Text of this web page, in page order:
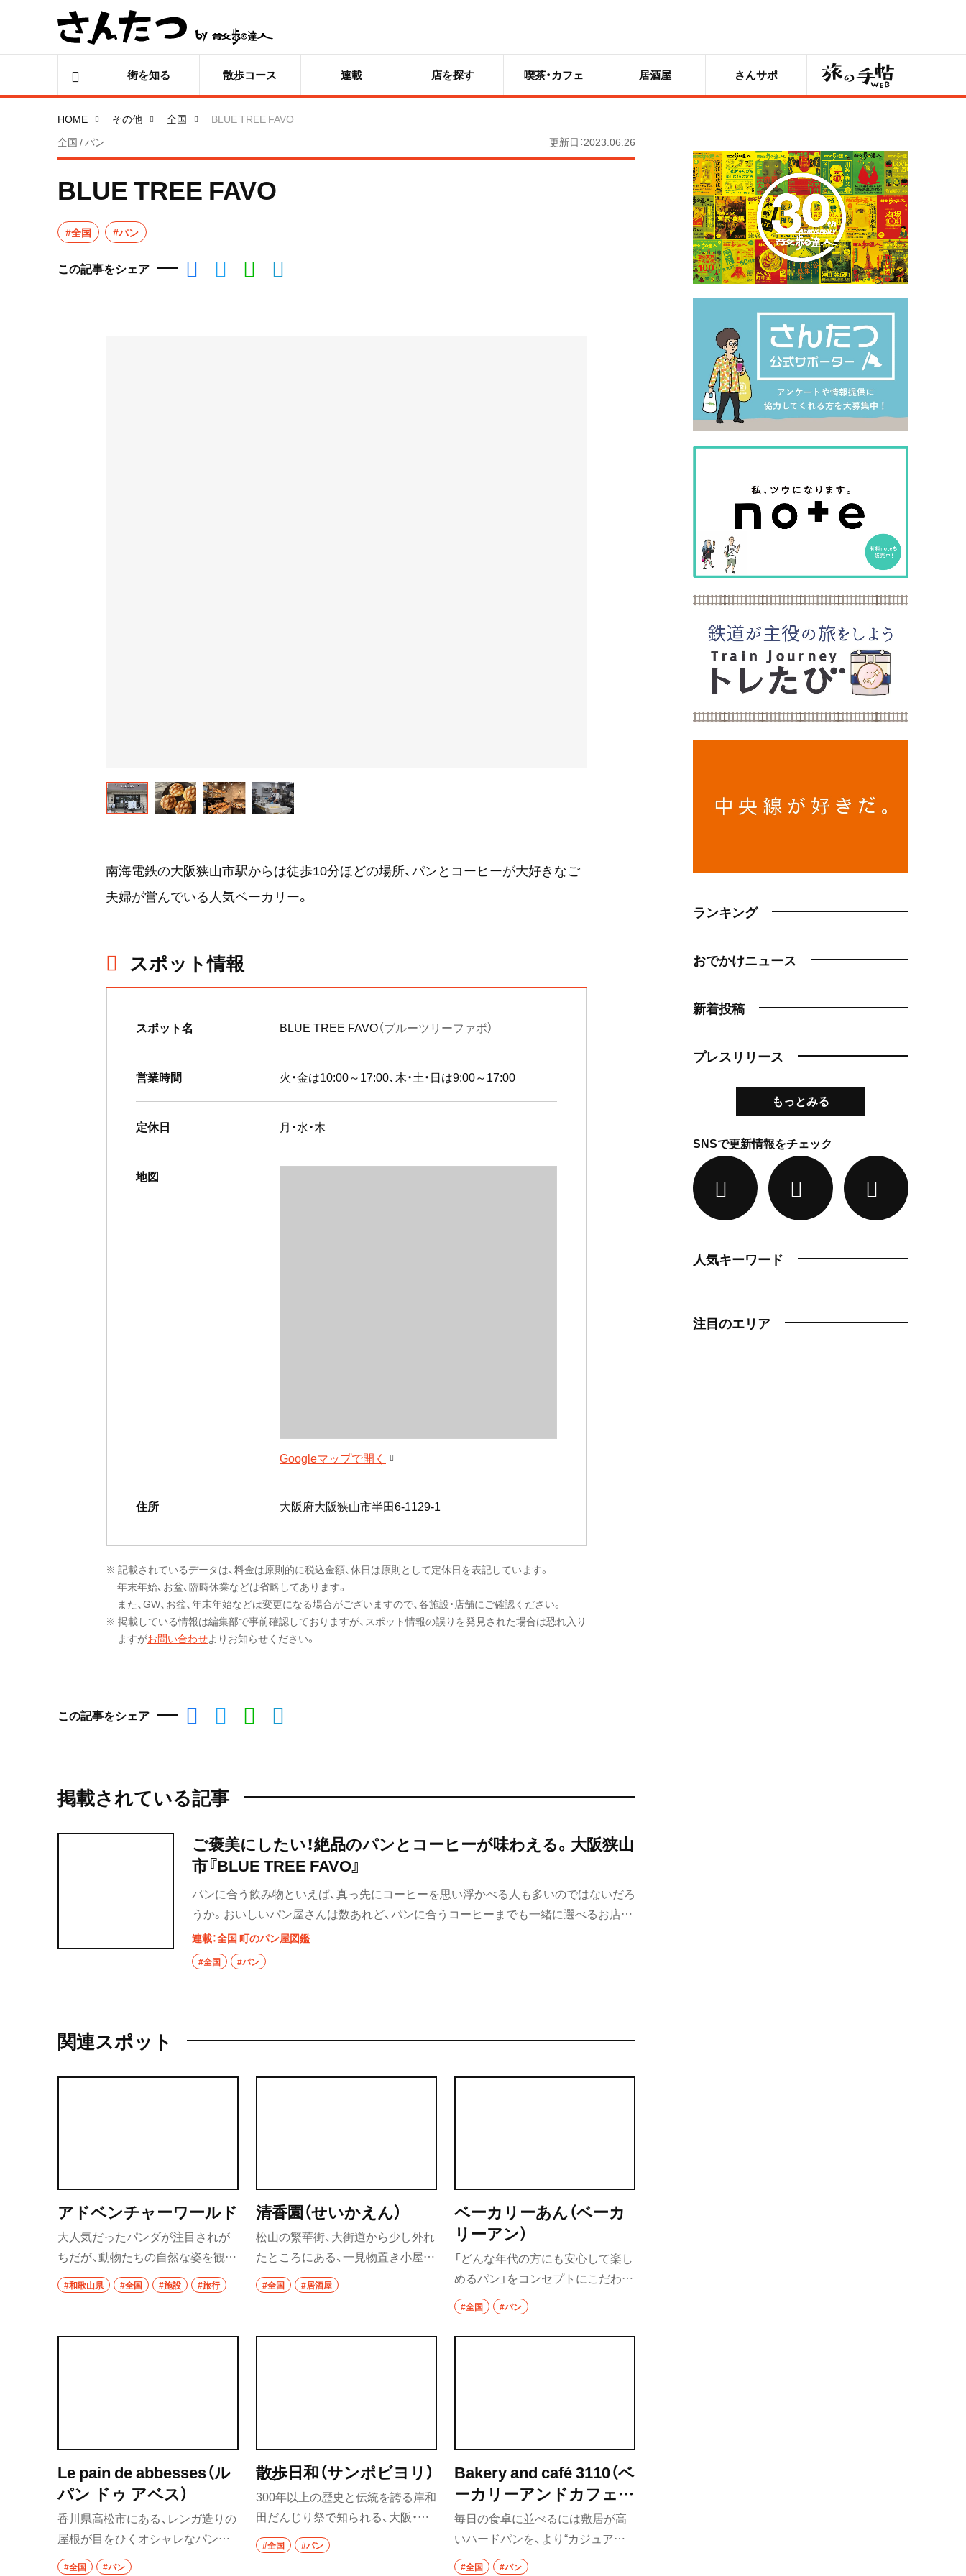
街を知る 散歩コース 連載 店を探す 喫茶・カフェ 居酒屋 さんサポ 旅の手帖
HOME その他 全国
BLUE TREE FAVO
全国 / パン
更新日：2023.06.26
BLUE TREE FAVO
#全国 #パン
この記事をシェア
南海電鉄の大阪狭山市駅からは徒歩10分ほどの場所、パンとコーヒーが大好きなご
夫婦が営んでいる人気ベーカリー。
スポット情報
スポット名 BLUE TREE FAVO（ブルーツリーファボ）
営業時間 火・金は10:00～17:00、木・土・日は9:00～17:00
定休日 月・水・木
地図
Googleマップで開く
住所 大阪府大阪狭山市半田6-1129-1
※ 記載されているデータは、料金は原則的に税込金額、休日は原則として定休日を表記しています。
年末年始、お盆、臨時休業などは省略してあります。
また、GW、お盆、年末年始などは変更になる場合がございますので、各施設・店舗にご確認ください。
※ 掲載している情報は編集部で事前確認しておりますが、スポット情報の誤りを発見された場合は恐れ入り
ますがお問い合わせよりお知らせください。
この記事をシェア
掲載されている記事
ご褒美にしたい！絶品のパンとコーヒーが味わえる。大阪狭山
市『BLUE TREE FAVO』
パンに合う飲み物といえば、真っ先にコーヒーを思い浮かべる人も多いのではないだろ
うか。おいしいパン屋さんは数あれど、パンに合うコーヒーまでも一緒に選べるお店は
そう多くはない。今回はパンだけでなくコーヒーにも精通しているご夫婦が営んでい
る大阪府の『BLUE TREE FAVO』にそのこだわりを聞いてみます。
連載：全国 町のパン屋図鑑
#全国 #パン
関連スポット
アドベンチャーワールド
大人気だったパンダが注目されが
ちだが、動物たちの自然な姿を観察
できる「サファリワールド」、マリン
ライブが楽しめる「マリンワール
#和歌山県 #全国 #施設 #旅行
清香園（せいかえん）
松山の繁華街、大街道から少し外れ
たところにある、一見物置き小屋の
ような外観の店。もつ煮込みは、一
般的なモツ肉に加え、フワ（牛の肺
胃袋にあるホルモン）など珍しい内
理をいただける。
#全国 #居酒屋
ベーカリーあん（ベーカ
リーアン）
「どんな年代の方にも安心して楽し
めるパン」をコンセプトにこだわり
の材料と製法で約70種類ものライ
ンナップを揃えるパン屋さん。食
パンやバゲットのほかに、子ども向
#全国 #パン
Le pain de abbesses（ル
パン ドゥ アベス）
香川県高松市にある、レンガ造りの
屋根が目をひくオシャレなパン屋
さん。小麦やバターなどの素材は
#全国 #パン
散歩日和（サンポビヨリ）
300年以上の歴史と伝統を誇る岸和
田だんじり祭で知られる、大阪・岸
和田市にあるパン屋さん。国産小
麦を使った食パンやハード系パン、
#全国 #パン
Bakery and café 3110（ベ
ーカリーアンドカフェサ
イトウ）
毎日の食卓に並べるには敷居が高
いハードパンを、より“カジュアル
に” 楽しめるパン屋さんが仙台にあ
#全国 #パン
ランキング
おでかけニュース
新着投稿
プレスリリース
もっとみる
SNSで更新情報をチェック
人気キーワード
注目のエリア